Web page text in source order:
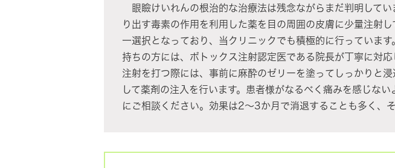
眼瞼けいれんの根治的な治療法は残念ながらまだ判明して
り出す毒素の作用を利用した薬を目の周囲の皮膚に少量注射
一選択となっており、当クリニックでも積極的に行っていま
持ちの方には、ボトックス注射認定医である院長が丁寧に対応
注射を打つ際には、事前に麻酔のゼリーを塗ってしっかりと
して薬剤の注入を行います。患者様がなるべく痛みを感じな
にご相談ください。効果は2～3か月で消退することも多く、